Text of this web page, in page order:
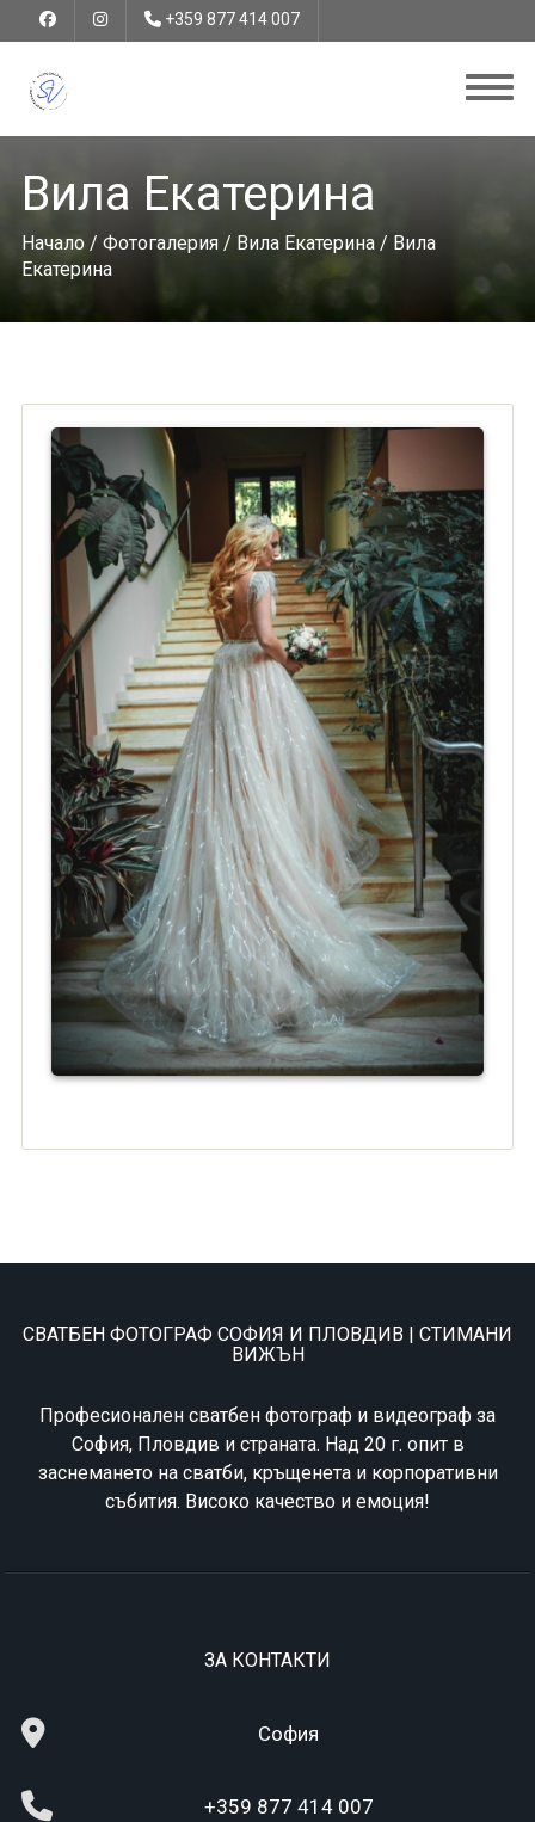
+359 877 414 007
Вила Екатерина
Начало/ Фотогалерия/ Вила Екатерина/ Вила
Екатерина
СВАТБЕН ФОТОГРАФ СОФИЯ И ПЛОВДИВ | СТИМАНИ
ВИЖЪН
Професионален сватбен фотограф и видеограф за
София, Пловдив и страната. Над 20 г. опит в
заснемането на сватби, кръщенета и корпоративни
събития. Високо качество и емоция!
ЗА КОНТАКТИ
София
+359 877 414 007